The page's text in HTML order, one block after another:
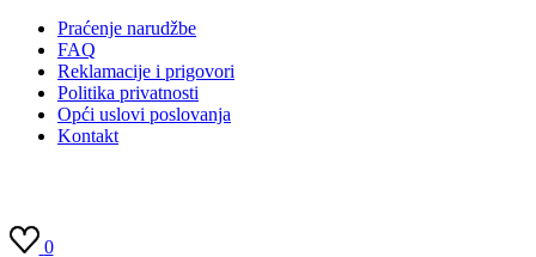
Praćenje narudžbe
FAQ
Reklamacije i prigovori
Politika privatnosti
Opći uslovi poslovanja
Kontakt
0